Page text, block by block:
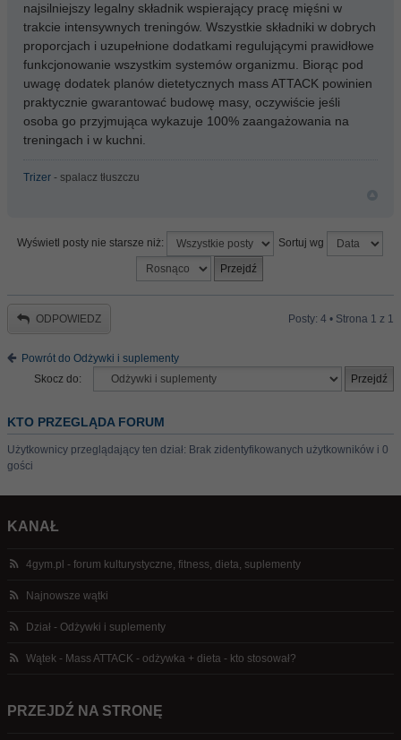
najsilniejszy legalny składnik wspierający pracę mięśni w
trakcie intensywnych treningów. Wszystkie składniki w dobrych
proporcjach i uzupełnione dodatkami regulującymi prawidłowe
funkcjonowanie wszystkim systemów organizmu. Biorąc pod
uwagę dodatek planów dietetycznych mass ATTACK powinien
praktycznie gwarantować budowę masy, oczywiście jeśli
osoba go przyjmująca wykazuje 100% zaangażowania na
treningach i w kuchni.
Trizer - spalacz tłuszczu
Wyświetl posty nie starsze niż: Sortuj wg
ODPOWIEDZ Posty: 4 • Strona 1 z 1
Powrót do Odżywki i suplementy
Skocz do:
KTO PRZEGLĄDA FORUM
Użytkownicy przeglądający ten dział: Brak zidentyfikowanych użytkowników i 0
gości
KANAŁ
4gym.pl - forum kulturystyczne, fitness, dieta, suplementy
Najnowsze wątki
Dział - Odżywki i suplementy
Wątek - Mass ATTACK - odżywka + dieta - kto stosował?
PRZEJDŹ NA STRONĘ